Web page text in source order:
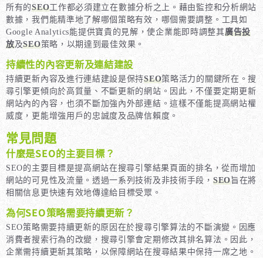
所有的SEO工作都必須建立在數據分析之上。藉由監控和分析網站
數據，我們能精準地了解哪個策略有效，哪個需要調整。工具如
Google Analytics能提供寶貴的見解，使企業能即時調整其廣告投
放及SEO策略，以期達到最佳效果。
持續性的內容更新及連結建設
持續更新內容及進行連結建設是保持SEO策略活力的關鍵所在。搜
尋引擎更傾向於高質量、不斷更新的網站。因此，不僅要定期更新
網站內的內容，也須不斷加強內外部連結。這樣不僅能提高網站權
威度，更能增強用戶的忠誠度及品牌信賴度。
常見問題
什麼是SEO的主要目標？
SEO的主要目標是提高網站在搜尋引擎結果頁面的排名，從而增加
網站的可見性及流量。透過一系列技術及非技術手段， SEO旨在將
相關信息更快速有效地傳達給目標受眾。
為何SEO策略需要持續更新？
SEO策略需要持續更新的原因在於搜尋引擎算法的不斷演變。因應
消費者搜索行為的改變，搜尋引擎會定期修改其排名算法。因此，
企業需持續更新其策略，以保障網站在搜尋結果中保持一席之地。